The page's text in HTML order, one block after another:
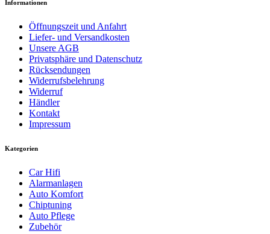
Informationen
Öffnungszeit und Anfahrt
Liefer- und Versandkosten
Unsere AGB
Privatsphäre und Datenschutz
Rücksendungen
Widerrufsbelehrung
Widerruf
Händler
Kontakt
Impressum
Kategorien
Car Hifi
Alarmanlagen
Auto Komfort
Chiptuning
Auto Pflege
Zubehör